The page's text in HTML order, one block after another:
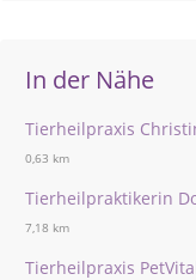
In der Nähe
Tierheilpraxis
0,63 km
Tierheilpraktikerin
7,18 km
Tierheilpraxis